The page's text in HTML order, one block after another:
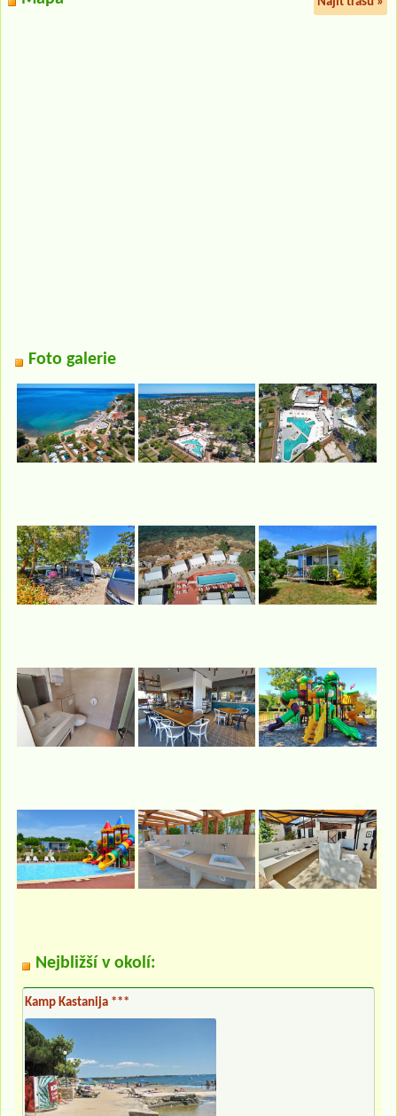
Foto galerie
Nejbližší v okolí:
Kamp Kastanija ***